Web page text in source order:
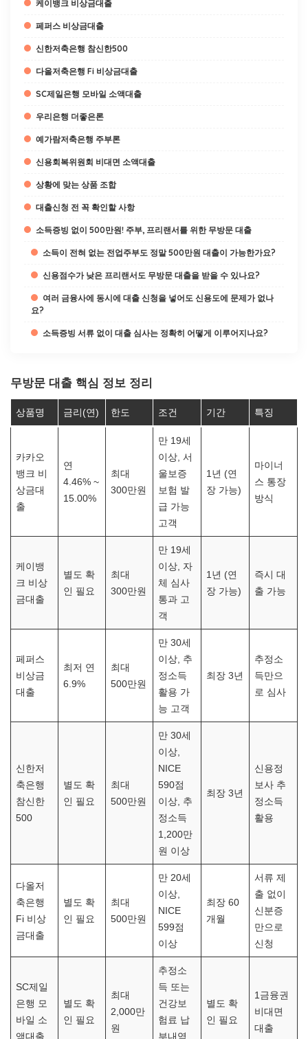
케이뱅크 비상금대출
페퍼스 비상금대출
신한저축은행 참신한500
다올저축은행 Fi 비상금대출
SC제일은행 모바일 소액대출
우리은행 더좋은론
예가람저축은행 주부론
신용회복위원회 비대면 소액대출
상황에 맞는 상품 조합
대출신청 전 꼭 확인할 사항
소득증빙 없이 500만원! 주부, 프리랜서를 위한 무방문 대출
소득이 전혀 없는 전업주부도 정말 500만원 대출이 가능한가요?
신용점수가 낮은 프리랜서도 무방문 대출을 받을 수 있나요?
여러 금융사에 동시에 대출 신청을 넣어도 신용도에 문제가 없나
요?
소득증빙 서류 없이 대출 심사는 정확히 어떻게 이루어지나요?
무방문 대출 핵심 정보 정리
상품명 금리(연) 한도 조건 기간 특징
카카오
뱅크 비
상금대
출
연
4.46% ~
15.00%
최대
300만원
만 19세
이상, 서
울보증
보험 발
급 가능
고객
1년 (연
장 가능)
마이너
스 통장
방식
케이뱅
크 비상
금대출
별도 확
인 필요
최대
300만원
만 19세
이상, 자
체 심사
통과 고
객
1년 (연
장 가능)
즉시 대
출 가능
페퍼스
비상금
대출
최저 연
6.9%
최대
500만원
만 30세
이상, 추
정소득
활용 가
능 고객
최장 3년
추정소
득만으
로 심사
신한저
축은행
참신한
500
별도 확
인 필요
최대
500만원
만 30세
이상,
NICE
590점
이상, 추
정소득
1,200만
원 이상
최장 3년
신용정
보사 추
정소득
활용
다올저
축은행
Fi 비상
금대출
별도 확
인 필요
최대
500만원
만 20세
이상,
NICE
599점
이상
최장 60
개월
서류 제
출 없이
신분증
만으로
신청
SC제일
은행 모
바일 소
액대출
별도 확
인 필요
최대
2,000만
원
추정소
득 또는
건강보
험료 납
부내역
별도 확
인 필요
1금융권
비대면
대출